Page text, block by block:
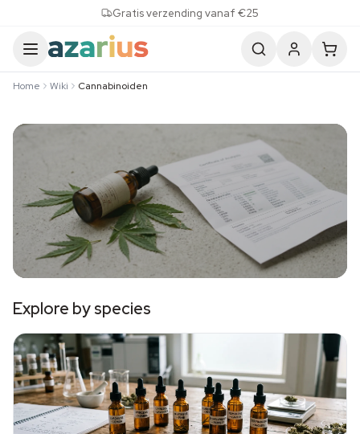
Gratis verzending vanaf €25
Home Wiki Cannabinoiden
Cannabinoïden
CBD, THC, terpenen en het endocannabinoïdesysteem
uitgelegd met wetenschappelijk onderbouwde
informatie.
Explore by species